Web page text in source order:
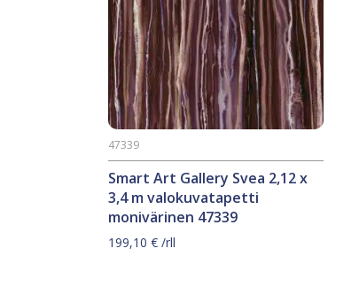
Smart Art Gallery Svea 2,12 x
3,4 m valokuvatapetti
monivärinen 47339
47339
199,10 € /rll